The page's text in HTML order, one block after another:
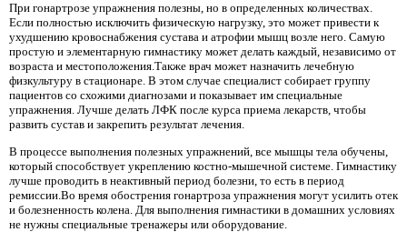
При гонартрозе упражнения полезны, но в определенных количествах.
Если полностью исключить физическую нагрузку, это может привести к
ухудшению кровоснабжения сустава и атрофии мышц возле него. Самую
простую и элементарную гимнастику может делать каждый, независимо от
возраста и местоположения.Также врач может назначить лечебную
физкультуру в стационаре. В этом случае специалист собирает группу
пациентов со схожими диагнозами и показывает им специальные
упражнения. Лучше делать ЛФК после курса приема лекарств, чтобы
развить сустав и закрепить результат лечения.
В процессе выполнения полезных упражнений, все мышцы тела обучены,
который способствует укреплению костно-мышечной системе. Гимнастику
лучше проводить в неактивный период болезни, то есть в период
ремиссии.Во время обострения гонартроза упражнения могут усилить отек
и болезненность колена. Для выполнения гимнастики в домашних условиях
не нужны специальные тренажеры или оборудование.